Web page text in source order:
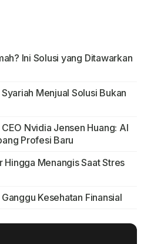
Ini Solusi yang Ditawarkan
Menjual Solusi Bukan
Nvidia Jensen Huang: AI
Profesi Baru
Hingga Menangis Saat Stres
Kesehatan Finansial